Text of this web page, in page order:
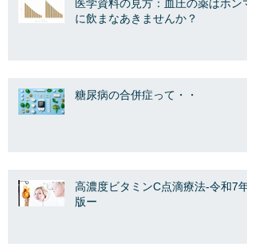
医学資料の見方：血圧の薬はホンマ
に飲まなあきませんか？
糖尿病の合併症って・・
高濃度ビタミンC点滴療法-令和7年
版ー